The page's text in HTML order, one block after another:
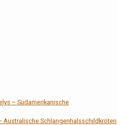
– Südamerikanische
Australische Schlangenhalsschildkröten